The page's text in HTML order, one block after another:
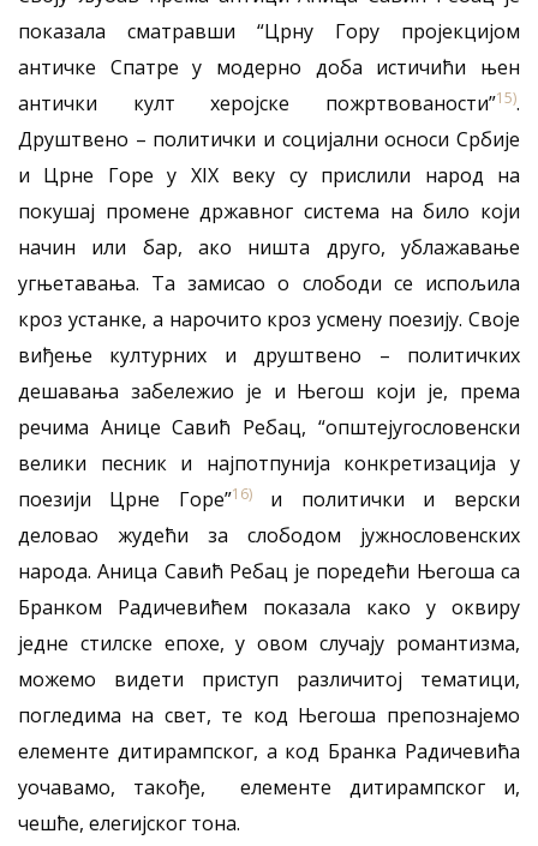
показала сматравши “Црну Гору пројекцијом
античке Спатре у модерно доба истичићи њен
антички култ херојске пожртвованости”15).
Друштвено – политички и социјални осноси Србије
и Црне Горе у XIX веку су прислили народ на
покушај промене државног система на било који
начин или бар, ако ништа друго, ублажавање
угњетавања. Та замисао о слободи се испољила
кроз устанке, а нарочито кроз усмену поезију. Своје
виђење културних и друштвено – политичких
дешавања забележио је и Његош који је, према
речима Анице Савић Ребац, “општејугословенски
велики песник и најпотпунија конкретизација у
поезији Црне Горе”16)
и политички и верски
деловао жудећи за слободом јужнословенских
народа. Аница Савић Ребац је поредећи Његоша са
Бранком Радичевићем показала како у оквиру
једне стилске епохе, у овом случају романтизма,
можемо видети приступ различитој тематици,
погледима на свет, те код Његоша препознајемо
елементе дитирампског, а код Бранка Радичевића
уочавамо, такође, елементе дитирампског и,
чешће, елегијског тона.